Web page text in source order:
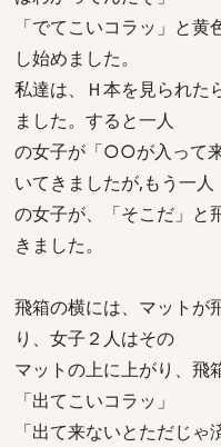
「でてこいコラッ」と
し始めました。
私達は、Ｈ本を見られた
ました。すると一人
の女子が「○○が入って
いてきましたが,もう一人
の女子が、「そこだ」と
きました。
飛箱の横には、マットが
り、女子２人はその
マットの上に上がり、飛
「出てこいコラッ」
「出て来ないとただじ